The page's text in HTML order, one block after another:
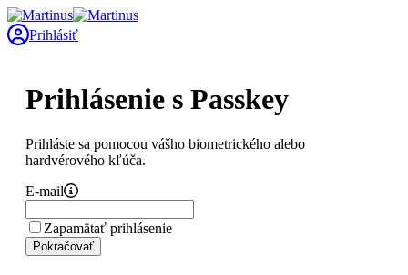
Prihlásiť
Prihlásenie s Passkey
Prihláste sa pomocou vášho biometrického alebo
hardvérového kľúča.
E-mail
Zapamätať prihlásenie
Pokračovať